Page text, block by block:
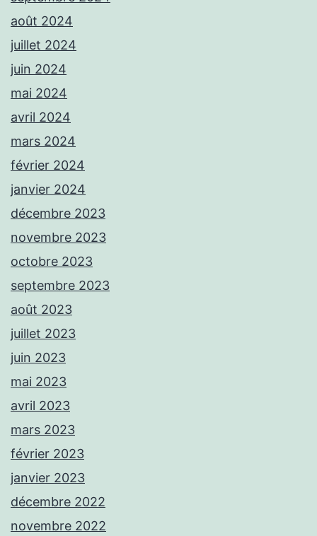
août 2024
juillet 2024
juin 2024
mai 2024
avril 2024
mars 2024
février 2024
janvier 2024
décembre 2023
novembre 2023
octobre 2023
septembre 2023
août 2023
juillet 2023
juin 2023
mai 2023
avril 2023
mars 2023
février 2023
janvier 2023
décembre 2022
novembre 2022